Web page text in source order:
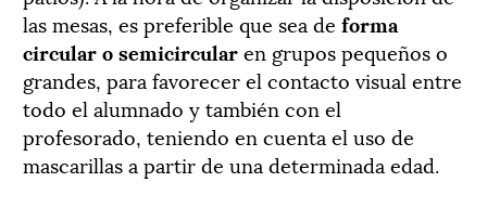
las mesas, es preferible que sea de forma
circular o semicircularen grupos pequeños o
grandes, para favorecer el contacto visual entre
todo el alumnado y también con el
profesorado, teniendo en cuenta el uso de
mascarillas a partir de una determinada edad.